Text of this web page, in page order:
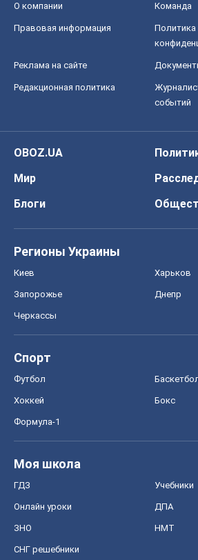
О компании Команда
Правовая информация
Политика
Реклама на сайте
Редакционная политика
событий
OBOZ.UA
Мир
Блоги
Регионы Украины
Киев Харьков
Запорожье Днепр
Черкассы
Спорт
Футбол
Хоккей Бокс
Формула-1
Моя школа
ГДЗ Учебники
Онлайн уроки ДПА
ЗНО НМТ
СНГ решебники